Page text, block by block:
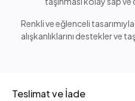
Renkli ve eğlenceli
alışkanlıklarını destekler ve
Teslimat ve İade